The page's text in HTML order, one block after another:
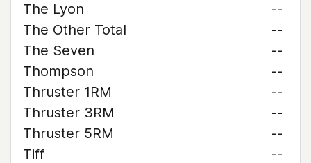
The Lyon
--
The Other Total
--
The Seven
--
Thompson
--
Thruster 1RM
--
Thruster 3RM
--
Thruster 5RM
--
Tiff
--